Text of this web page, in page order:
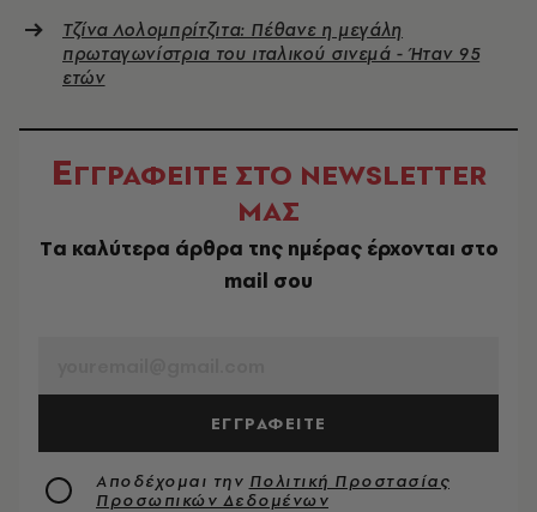
Τζίνα Λολομπρίτζιτα: Πέθανε η μεγάλη
πρωταγωνίστρια του ιταλικού σινεμά - Ήταν 95
ετών
ΕΓΓΡΑΦΕΙΤΕ ΣΤΟ NEWSLETTER
ΜΑΣ
Tα καλύτερα άρθρα της ημέρας έρχονται στο
mail σου
ΕΓΓΡΑΦΕΙΤΕ
Αποδέχομαι την Πολιτική Προστασίας
Προσωπικών Δεδομένων